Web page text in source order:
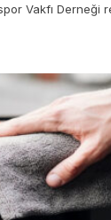
Vakfı Derneği